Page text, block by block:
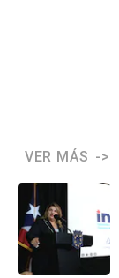
VER MÁS